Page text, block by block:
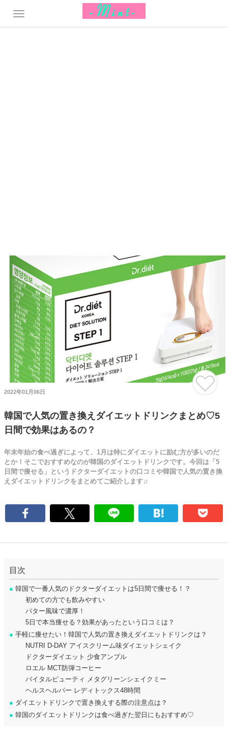
2022年01月06日
韓国で人気の置き換えダイエットドリンクまとめ♡5
日間で効果はあるの？
年末年始の食べ過ぎによって、1月は特にダイエットに励む方が多いのだ
とか！そこでおすすめなのが韓国のダイエットドリンクです。今回は「5
日間で痩せる」というドクターダイエットの口コミや韓国で人気の置き換
えダイエットドリンクをまとめてご紹介します♫
目次
● 韓国で一番人気のドクターダイエットは5日間で痩せる！？
初めての方でも飲みやすい
バター風味で濃厚！
5日で本当痩せる？効果があったという口コミは？
● 手軽に痩せたい！韓国で人気の置き換えダイエットドリンクは？
NUTRI D-DAY アイスクリーム味ダイエットシェイク
ドクターダイエット 少食アンプル
ロエル MCT防弾コーヒー
バイタルビューティ メタグリーンシェイクミー
ヘルスヘルパー レディトックス48時間
● ダイエットドリンクで置き換えする際の注意点は？
● 韓国のダイエットドリンクは食べ過ぎた翌日にもおすすめ♡